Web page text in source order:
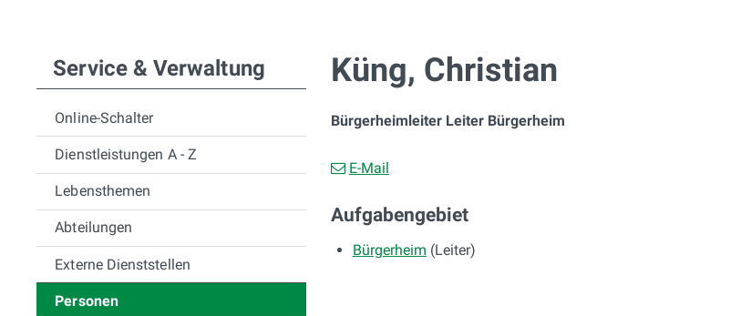
Subnavigation
Service & Verwaltung
Online-Schalter
Dienstleistungen A - Z
Lebensthemen
Abteilungen
Externe Dienststellen
Personen
Küng, Christian
Bürgerheimleiter Leiter Bürgerheim
E-Mail
Aufgabengebiet
Bürgerheim (Leiter)